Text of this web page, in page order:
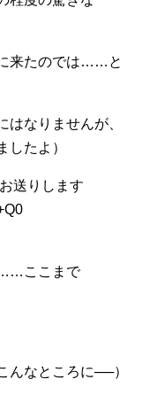
来たのでは……と
なりませんが、
したよ）
送りします
ここまで
なところに──）